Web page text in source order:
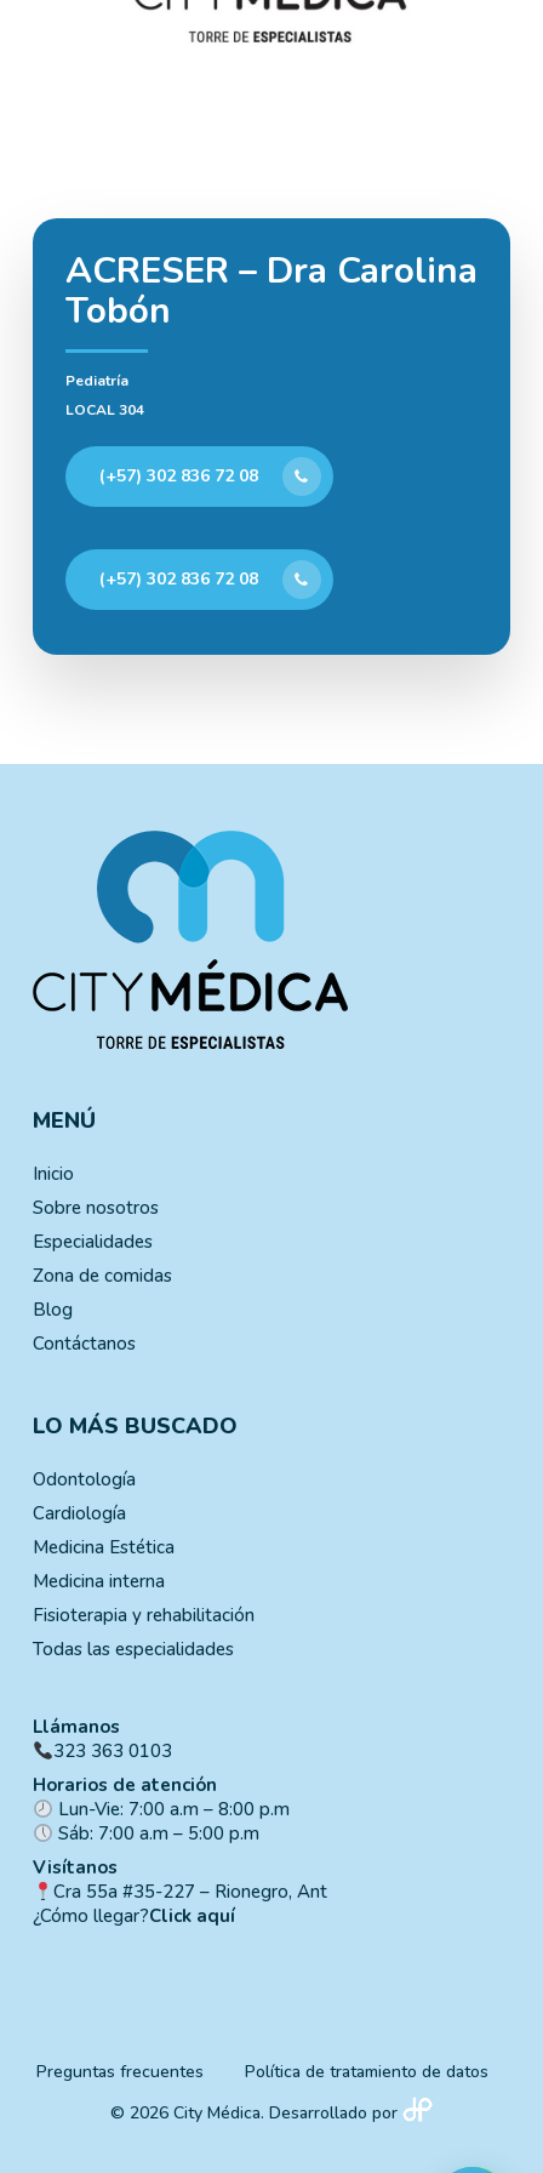
ACRESER – Dra Carolina
Tobón
Pediatría
LOCAL 304
(+57) 302 836 72 08
(+57) 302 836 72 08
MENÚ
Inicio
Sobre nosotros
Especialidades
Zona de comidas
Blog
Contáctanos
LO MÁS BUSCADO
Odontología
Cardiología
Medicina Estética
Medicina interna
Fisioterapia y rehabilitación
Todas las especialidades
Llámanos
323 363 0103
Horarios de atención
Lun-Vie: 7:00 a.m – 8:00 p.m
Sáb: 7:00 a.m – 5:00 p.m
Visítanos
Cra 55a #35-227 – Rionegro, Ant
¿Cómo llegar?Click aquí
Preguntas frecuentes
Política de tratamiento de datos
© 2026 City Médica. Desarrollado por